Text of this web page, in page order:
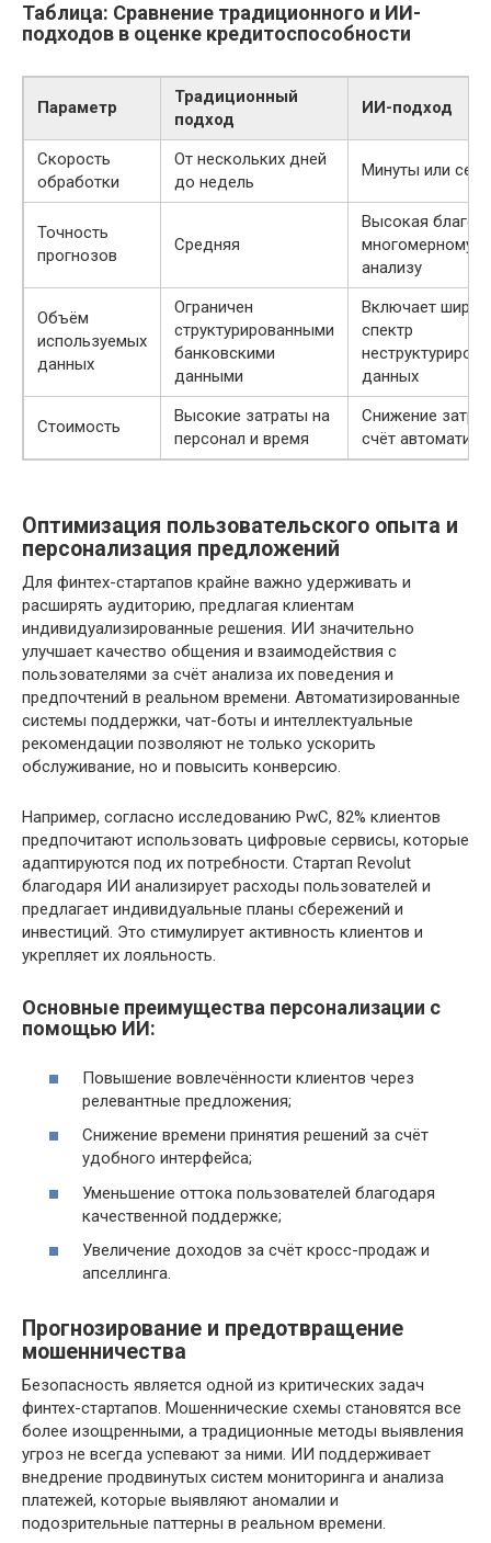
Таблица: Сравнение традиционного и ИИ-
подходов в оценке кредитоспособности
Параметр
Традиционный
подход
ИИ-подход
Скорость
обработки
От нескольких дней
до недель
Минуты или
Точность
прогнозов
Средняя
Высокая
многомерному
анализу
Объём
используемых
данных
Ограничен
структурированными
банковскими
данными
Включает
спектр
данных
Стоимость
Высокие затраты на
персонал и время
Снижение
счёт
Оптимизация пользовательского опыта и
персонализация предложений
Для финтех-стартапов крайне важно удерживать и
расширять аудиторию, предлагая клиентам
индивидуализированные решения. ИИ значительно
улучшает качество общения и взаимодействия с
пользователями за счёт анализа их поведения и
предпочтений в реальном времени. Автоматизированные
системы поддержки, чат-боты и интеллектуальные
рекомендации позволяют не только ускорить
обслуживание, но и повысить конверсию.
Например, согласно исследованию PwC, 82% клиентов
предпочитают использовать цифровые сервисы, которые
адаптируются под их потребности. Стартап Revolut
благодаря ИИ анализирует расходы пользователей и
предлагает индивидуальные планы сбережений и
инвестиций. Это стимулирует активность клиентов и
укрепляет их лояльность.
Основные преимущества персонализации с
помощью ИИ:
Повышение вовлечённости клиентов через
релевантные предложения;
Снижение времени принятия решений за счёт
удобного интерфейса;
Уменьшение оттока пользователей благодаря
качественной поддержке;
Увеличение доходов за счёт кросс-продаж и
апселлинга.
Прогнозирование и предотвращение
мошенничества
Безопасность является одной из критических задач
финтех-стартапов. Мошеннические схемы становятся все
более изощренными, а традиционные методы выявления
угроз не всегда успевают за ними. ИИ поддерживает
внедрение продвинутых систем мониторинга и анализа
платежей, которые выявляют аномалии и
подозрительные паттерны в реальном времени.